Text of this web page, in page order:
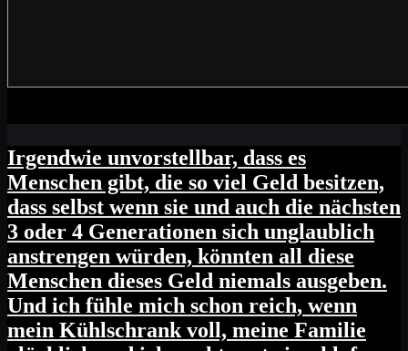
Irgendwie unvorstellbar, dass es
Menschen gibt, die so viel Geld besitzen,
dass selbst wenn sie und auch die nächsten
3 oder 4 Generationen sich unglaublich
anstrengen würden, könnten all diese
Menschen dieses Geld niemals ausgeben.
Und ich fühle mich schon reich, wenn
mein Kühlschrank voll, meine Familie